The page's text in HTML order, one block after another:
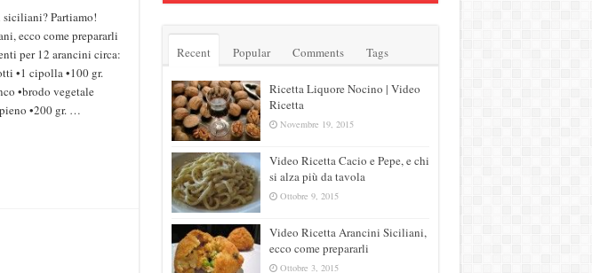
siciliani? Partiamo!
ecco come prepararli
per 12 arancini circa:
•1 cipolla •100 gr.
•brodo vegetale
•200 gr. …
Recent Popular Comments Tags
Ricetta Liquore Nocino | Video
Ricetta
Novembre 19, 2015
Video Ricetta Cacio e Pepe, e chi
si alza più da tavola
Ottobre 9, 2015
Video Ricetta Arancini Siciliani,
ecco come prepararli
Ottobre 3, 2015